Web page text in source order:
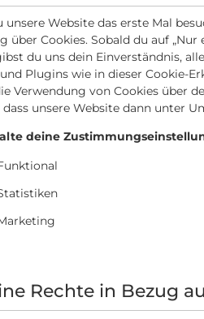
unsere Website das erste Mal
über Cookies. Sobald du auf
du uns dein Einverständnis,
Plugins wie in dieser Cookie-
Verwendung von Cookies über
dass unsere Website dann unter
deine
Rechte in Bezug